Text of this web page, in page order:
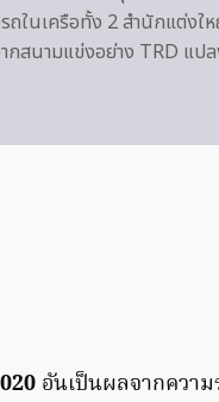
ถในเครือทั้ง 2 สำนักแต่ง
กสนามแข่งอย่าง TRD แ
อันเป็นผลจากควา